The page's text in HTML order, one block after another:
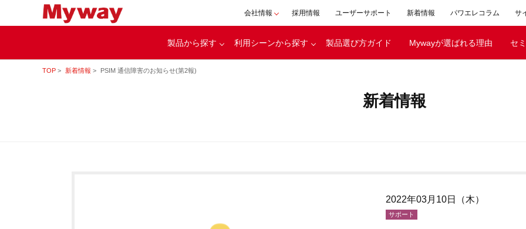
会社情報
会社概要
採用情報 ユーザーサポート 新着情報 パワエレコラム サ
製品から探す 利用シーンから探す 製品選び方ガイド Mywayが選ばれる理由 セ
TOP 新着情報 PSIM 通信障害のお知らせ(第2報)
新着情報
2022年03月10日（木）
サポート